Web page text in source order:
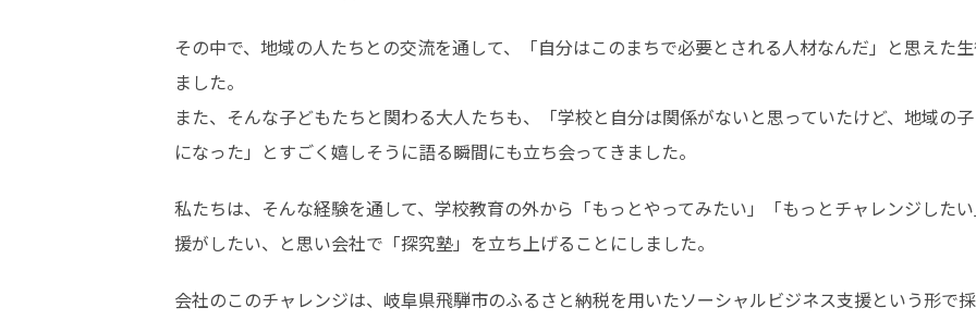
その中で、地域の人たちとの交流を通して、「自分はこのまちで必要とされる人材なんだ」と思えた
ました。
また、そんな子どもたちと関わる大人たちも、「学校と自分は関係がないと思っていたけど、地域の
になった」とすごく嬉しそうに語る瞬間にも立ち会ってきました。
私たちは、そんな経験を通して、学校教育の外から「もっとやってみたい」「もっとチャレンジした
援がしたい、と思い会社で「探究塾」を立ち上げることにしました。
会社のこのチャレンジは、岐阜県飛騨市のふるさと納税を用いたソーシャルビジネス支援という形で